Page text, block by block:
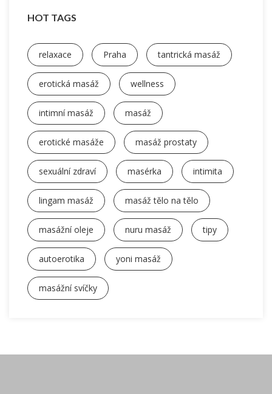
HOT TAGS
relaxace Praha tantrická masáž
erotická masáž wellness
intimní masáž masáž
erotické masáže masáž prostaty
sexuální zdraví masérka intimita
lingam masáž masáž tělo na tělo
masážní oleje nuru masáž tipy
autoerotika yoni masáž
masážní svíčky